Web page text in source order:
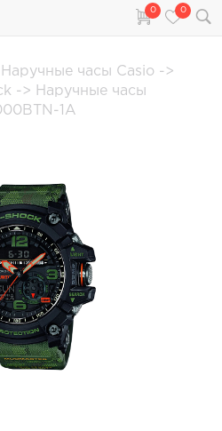
0 0
Наручные часы Casio ->
-> Наручные часы
1A